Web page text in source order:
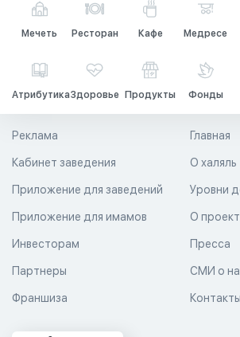
Мечеть Ресторан Кафе Медресе
АтрибутикаЗдоровье Продукты Фонды
Главная
О халяль
Уровни
Реклама
Кабинет заведения
Приложение для заведений
Приложение для имамов О
Пресса
СМИ о
Контакты
Инвесторам
Партнеры
Франшиза